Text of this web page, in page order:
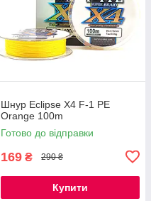
Шнур Eclipse X4 F-1 PE
Orange 100m
Готово до відправки
169 ₴ 290 ₴
Купити